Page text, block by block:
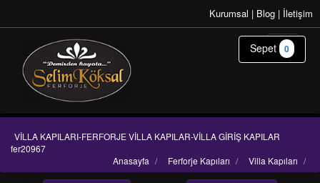
Kurumsal | Blog | İletişim
VİLLA KAPILARI-FERFORJE VİLLA KAPILAR-VİLLA GİRİŞ KAPILAR
fer20967
Villa Kapıları /
Ferforje Kapıları /
Anasayfa /
Sepet 0